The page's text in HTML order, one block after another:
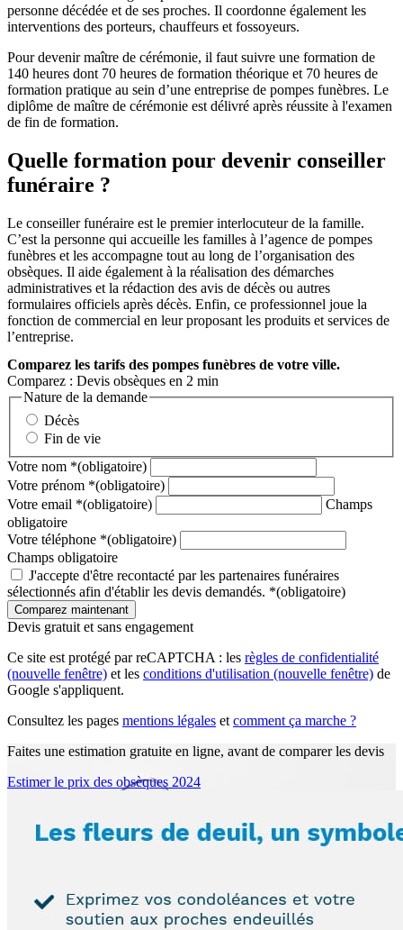
personne décédée et de ses proches. Il coordonne également les
interventions des porteurs, chauffeurs et fossoyeurs.
Pour devenir maître de cérémonie, il faut suivre une formation de
140 heures dont 70 heures de formation théorique et 70 heures de
formation pratique au sein d’une entreprise de pompes funèbres. Le
diplôme de maître de cérémonie est délivré après réussite à l'examen
de fin de formation.
Quelle formation pour devenir conseiller
funéraire ?
Le conseiller funéraire est le premier interlocuteur de la famille.
C’est la personne qui accueille les familles à l’agence de pompes
funèbres et les accompagne tout au long de l’organisation des
obsèques. Il aide également à la réalisation des démarches
administratives et la rédaction des avis de décès ou autres
formulaires officiels après décès. Enfin, ce professionnel joue la
fonction de commercial en leur proposant les produits et services de
l’entreprise.
Comparez les tarifs des pompes funèbres de votre ville.
Comparez : Devis obsèques en 2 min
Nature de la demande
Décès
Fin de vie
Votre nom *(obligatoire)
Votre prénom *(obligatoire)
Votre email *(obligatoire)
Champs
obligatoire
Votre téléphone *(obligatoire)
Champs obligatoire
J'accepte d'être recontacté par les partenaires funéraires
sélectionnés afin d'établir les devis demandés. *(obligatoire)
Devis gratuit et sans engagement
Ce site est protégé par reCAPTCHA : les règles de confidentialité
(nouvelle fenêtre) et les conditions d'utilisation (nouvelle fenêtre) de
Google s'appliquent.
Consultez les pages mentions légales et comment ça marche ?
Faites une estimation gratuite en ligne, avant de comparer les devis
Estimer le prix des obsèques 2024